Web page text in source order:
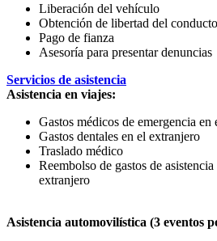
Liberación del vehículo
Obtención de libertad del
Pago de fianza
Asesoría para presentar denuncias
Servicios de asistencia
Asistencia en viajes:
Gastos médicos de emergencia en
Gastos dentales en el extranjero
Traslado médico
Reembolso de gastos de
extranjero
Asistencia automovilística (3 eventos